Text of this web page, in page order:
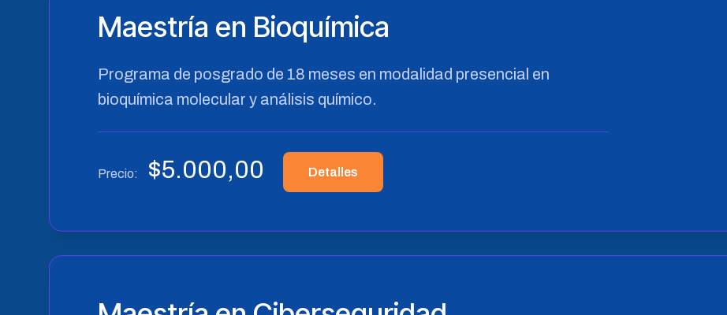
Maestría en Bioquímica
Programa de posgrado de 18 meses en modalidad presencial en
bioquímica molecular y análisis químico.
Precio: $5.000,00 Detalles